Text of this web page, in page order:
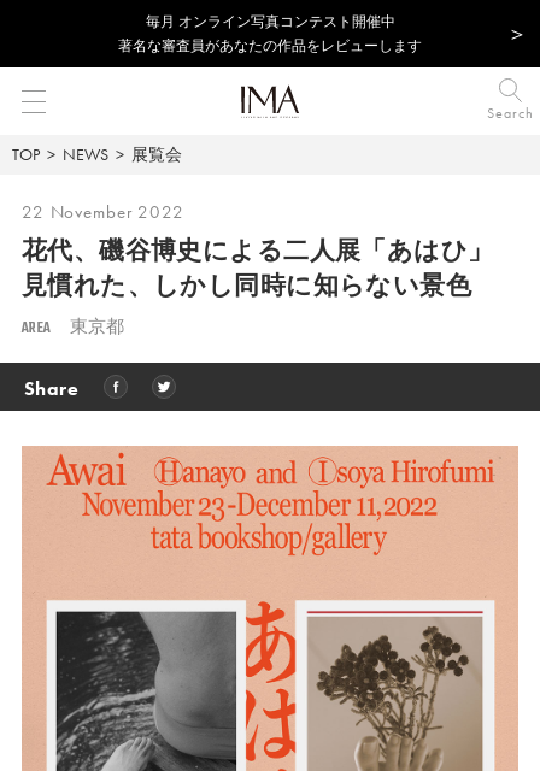
毎⽉ オンライン写真コンテスト開催中
著名な審査員があなたの作品をレビューします
Search
TOP NEWS 展覧会
22 November 2022
花代、磯谷博史による二人展「あはひ」
見慣れた、しかし同時に知らない景色
AREA 東京都
Share